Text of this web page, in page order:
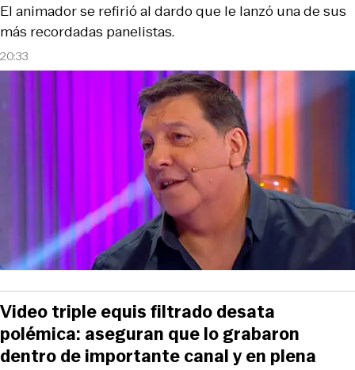
20:33
El animador se refirió al dardo que le lanzó una de sus
más recordadas panelistas.
Video triple equis filtrado desata
polémica: aseguran que lo grabaron
dentro de importante canal y en plena